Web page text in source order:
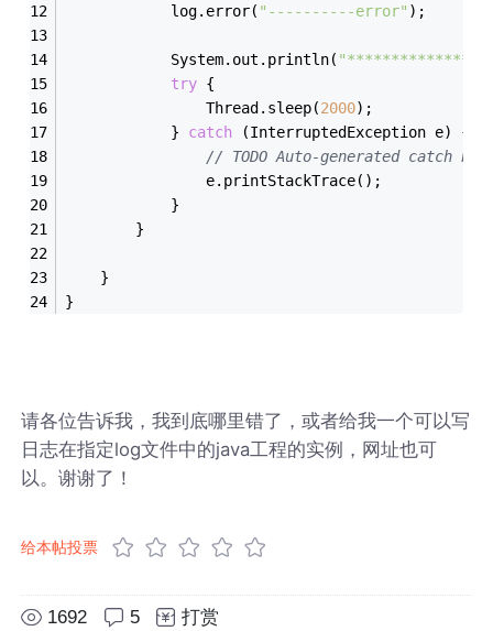
            log.error(
"----------error" );
            System.out.println(
try {
                Thread.sleep(
2000);
            }
catch (InterruptedException e) {
// TODO Auto-generated catch
                e.printStackTrace();
            }
        }
    }
}
请各位告诉我，我到底哪里错了，或者给我一个可以写
日志在指定log文件中的java工程的实例，网址也可
以。谢谢了！
给本帖投票
1692 5 打赏